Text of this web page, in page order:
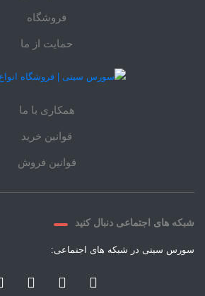
فروشگاه
حمایت از ما
همکاری با ما
قوانین خرید
قوانین فروش
شبکه های اجتماعی دنبال کنید
سورس سیتی در شبکه های اجتماعی: